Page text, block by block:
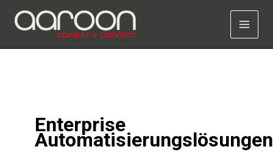
Inhalt
Enterprise
Automatisierungslösungen